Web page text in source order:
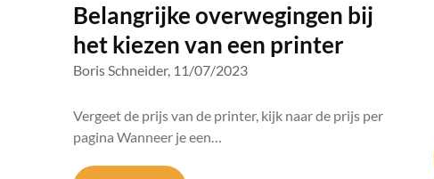
Belangrijke overwegingen bij
het kiezen van een printer
Boris Schneider, 11/07/2023
Vergeet de prijs van de printer, kijk naar de prijs per
pagina Wanneer je een…